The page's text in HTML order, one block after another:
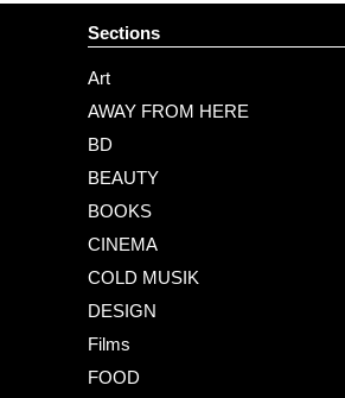
Sections
Art
AWAY FROM HERE
BD
BEAUTY
BOOKS
CINEMA
COLD MUSIK
DESIGN
Films
FOOD